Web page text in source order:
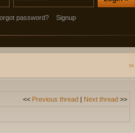
password? Signup
<< Previous thread | Next thread >>